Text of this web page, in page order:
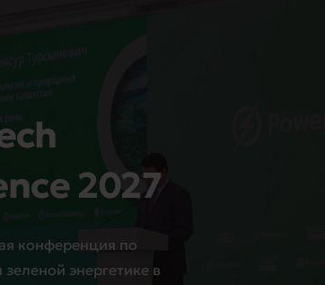
2027
конференция по
энергетике в